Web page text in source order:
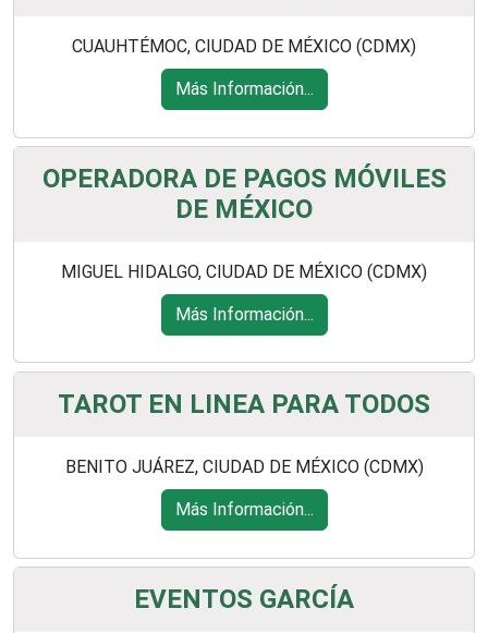
CUAUHTÉMOC, CIUDAD DE MÉXICO (CDMX)
Más Información...
OPERADORA DE PAGOS MÓVILES
DE MÉXICO
MIGUEL HIDALGO, CIUDAD DE MÉXICO (CDMX)
Más Información...
TAROT EN LINEA PARA TODOS
BENITO JUÁREZ, CIUDAD DE MÉXICO (CDMX)
Más Información...
EVENTOS GARCÍA